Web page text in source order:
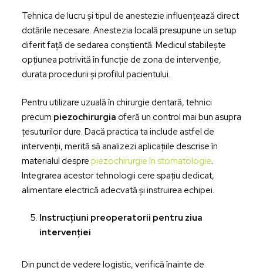
Tehnica de lucru și tipul de anestezie influențează direct
dotările necesare. Anestezia locală presupune un setup
diferit față de sedarea conștientă. Medicul stabilește
opțiunea potrivită în funcție de zona de intervenție,
durata procedurii și profilul pacientului.
Pentru utilizare uzuală în chirurgie dentară, tehnici
precum piezochirurgia oferă un control mai bun asupra
țesuturilor dure. Dacă practica ta include astfel de
intervenții, merită să analizezi aplicațiile descrise în
materialul despre piezochirurgie în stomatologie.
Integrarea acestor tehnologii cere spațiu dedicat,
alimentare electrică adecvată și instruirea echipei.
Instrucțiuni preoperatorii pentru ziua
intervenției
Din punct de vedere logistic, verifică înainte de